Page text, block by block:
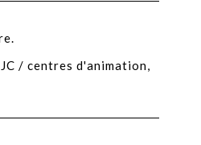
/ centres d'animation,